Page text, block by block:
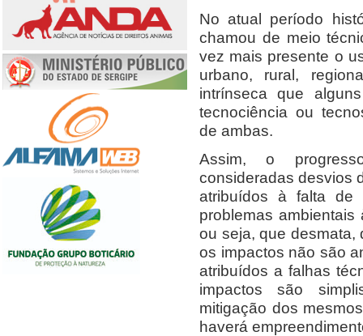
No atual período
chamou de meio
vez mais presente o
urbano, rural,
intrínseca que
tecnociência ou
de ambas.
Assim, o
consideradas desvios
atribuídos à falta de
problemas
ou seja, que desmata,
os impactos não são
atribuídos a falhas
impactos são
mitigação dos
haverá